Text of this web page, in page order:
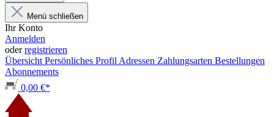
Menü schließen
Ihr Konto
Anmelden
oderregistrieren
Übersicht Persönliches Profil Adressen Zahlungsarten Bestellungen
Abonnements
0,00 €*